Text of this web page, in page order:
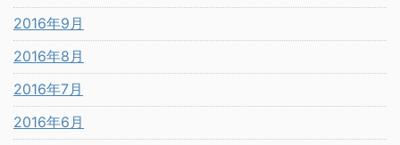
2016年9月
2016年8月
2016年7月
2016年6月